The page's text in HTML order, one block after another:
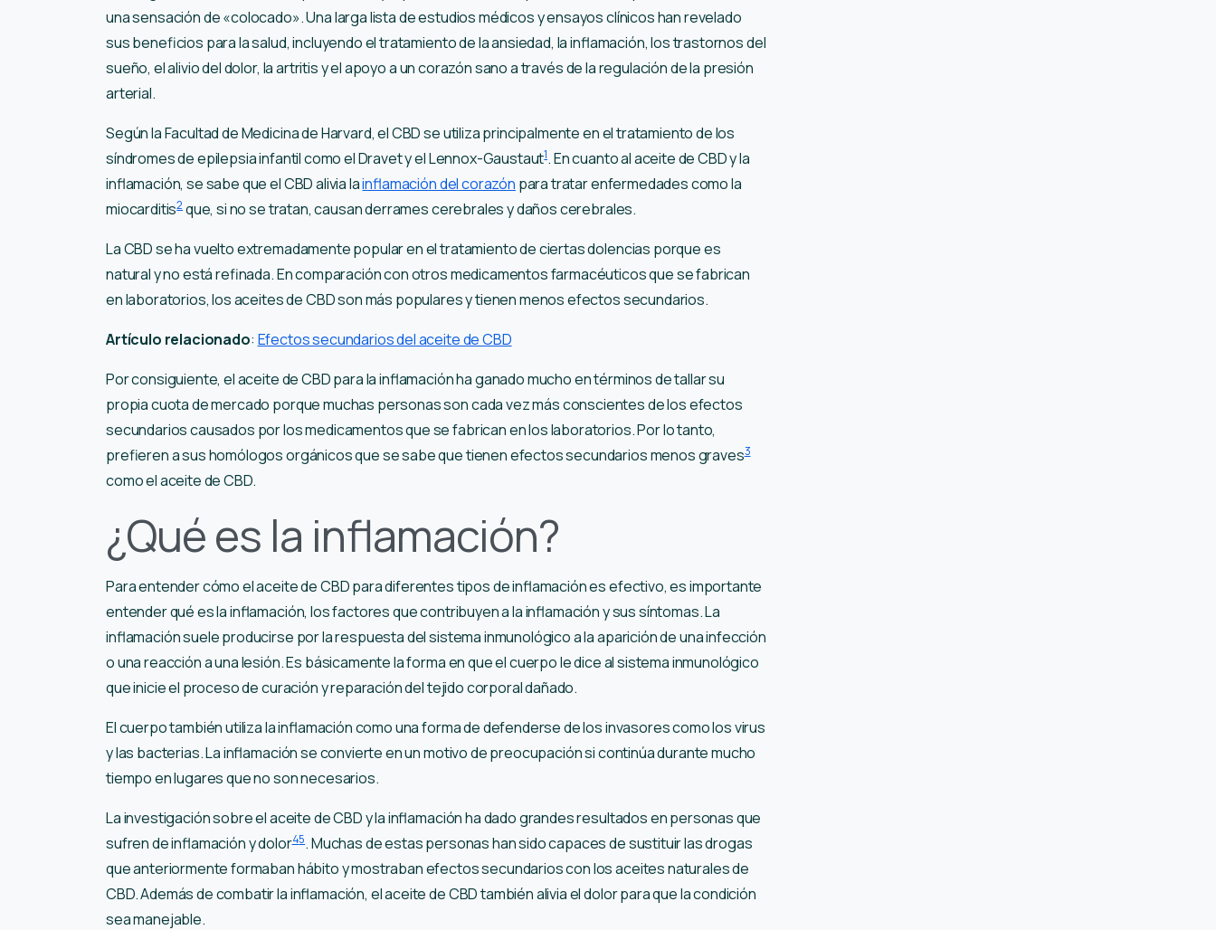
una sensación de «colocado». Una larga lista de estudios médicos y ensayos clínicos han revelado
sus beneficios para la salud, incluyendo el tratamiento de la ansiedad, la inflamación, los trastornos del
sueño, el alivio del dolor, la artritis y el apoyo a un corazón sano a través de la regulación de la presión
arterial.
Según la Facultad de Medicina de Harvard, el CBD se utiliza principalmente en el tratamiento de los
síndromes de epilepsia infantil como el Dravet y el Lennox-Gaustaut1. En cuanto al aceite de CBD y la
inflamación, se sabe que el CBD alivia lainflamación del corazón para tratar enfermedades como la
miocarditis2 que, si no se tratan, causan derrames cerebrales y daños cerebrales.
La CBD se ha vuelto extremadamente popular en el tratamiento de ciertas dolencias porque es
natural y no está refinada. En comparación con otros medicamentos farmacéuticos que se fabrican
en laboratorios, los aceites de CBD son más populares y tienen menos efectos secundarios.
Artículo relacionado: Efectos secundarios del aceite de CBD
Por consiguiente, el aceite de CBD para la inflamación ha ganado mucho en términos de tallar su
propia cuota de mercado porque muchas personas son cada vez más conscientes de los efectos
secundarios causados por los medicamentos que se fabrican en los laboratorios. Por lo tanto,
prefieren a sus homólogos orgánicos que se sabe que tienen efectos secundarios menos graves3
como el aceite de CBD.
¿Qué es la inflamación?
Para entender cómo el aceite de CBD para diferentes tipos de inflamación es efectivo, es importante
entender qué es la inflamación, los factores que contribuyen a la inflamación y sus síntomas. La
inflamación suele producirse por la respuesta del sistema inmunológico a la aparición de una infección
o una reacción a una lesión. Es básicamente la forma en que el cuerpo le dice al sistema inmunológico
que inicie el proceso de curación y reparación del tejido corporal dañado.
El cuerpo también utiliza la inflamación como una forma de defenderse de los invasores como los virus
y las bacterias. La inflamación se convierte en un motivo de preocupación si continúa durante mucho
tiempo en lugares que no son necesarios.
La investigación sobre el aceite de CBD y la inflamación ha dado grandes resultados en personas que
sufren de inflamación y dolor45. Muchas de estas personas han sido capaces de sustituir las drogas
que anteriormente formaban hábito y mostraban efectos secundarios con los aceites naturales de
CBD. Además de combatir la inflamación, el aceite de CBD también alivia el dolor para que la condición
sea manejable.